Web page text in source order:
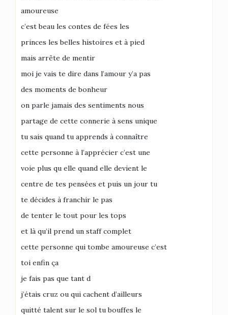
amoureuse
c’est beau les contes de fées les
princes les belles histoires et à pied
mais arrête de mentir
moi je vais te dire dans l’amour y’a pas
des moments de bonheur
on parle jamais des sentiments nous
partage de cette connerie à sens unique
tu sais quand tu apprends à connaître
cette personne à l’apprécier c’est une
voie plus qu elle quand elle devient le
centre de tes pensées et puis un jour tu
te décides à franchir le pas
de tenter le tout pour les tops
et là qu’il prend un staff complet
cette personne qui tombe amoureuse c’est
toi enfin ça
je fais pas que tant d
j’étais cruz ou qui cachent d’ailleurs
quitté talent sur le sol tu bouffes le